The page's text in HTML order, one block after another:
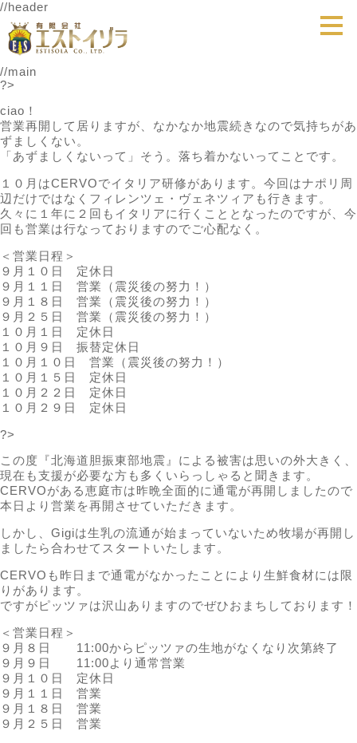
//header
//main
?>
ciao！
営業再開して居りますが、なかなか地震続きなので気持ちがあ
ずましくない。
「あずましくないって」そう。落ち着かないってことです。
１０月はCERVOでイタリア研修があります。今回はナポリ周
辺だけではなくフィレンツェ・ヴェネツィアも行きます。
久々に１年に２回もイタリアに行くこととなったのですが、今
回も営業は行なっておりますのでご心配なく。
＜営業日程＞
９月１０日 定休日
９月１１日 営業（震災後の努力！）
９月１８日 営業（震災後の努力！）
９月２５日 営業（震災後の努力！）
１０月１日 定休日
１０月９日 振替定休日
１０月１０日 営業（震災後の努力！）
１０月１５日 定休日
１０月２２日 定休日
１０月２９日 定休日
?>
この度『北海道胆振東部地震』による被害は思いの外大きく、
現在も支援が必要な方も多くいらっしゃると聞きます。
CERVOがある恵庭市は昨晩全面的に通電が再開しましたので
本日より営業を再開させていただきます。
しかし、Gigiは生乳の流通が始まっていないため牧場が再開し
ましたら合わせてスタートいたします。
CERVOも昨日まで通電がなかったことにより生鮮食材には限
りがあります。
ですがピッツァは沢山ありますのでぜひおまちしております！
＜営業日程＞
９月８日 11:00からピッツァの生地がなくなり次第終了
９月９日 11:00より通常営業
９月１０日 定休日
９月１１日 営業
９月１８日 営業
９月２５日 営業